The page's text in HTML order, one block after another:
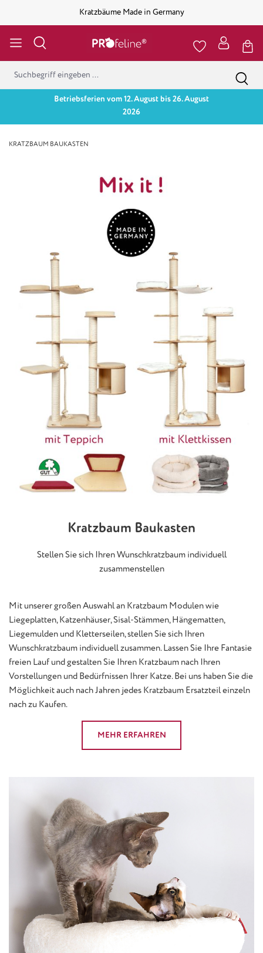
Kratzbäume Made in Germany
Betriebsferien vom 12. August bis 26. August
2026
KRATZBAUM BAUKASTEN
Kratzbaum Baukasten
Stellen Sie sich Ihren Wunschkratzbaum individuell
zusammenstellen
Mit unserer großen Auswahl an Kratzbaum Modulen wie
Liegeplatten, Katzenhäuser, Sisal-Stämmen, Hängematten,
Liegemulden und Kletterseilen, stellen Sie sich Ihren
Wunschkratzbaum individuell zusammen. Lassen Sie Ihre Fantasie
freien Lauf und gestalten Sie Ihren Kratzbaum nach Ihren
Vorstellungen und Bedürfnissen Ihrer Katze. Bei uns haben Sie die
Möglichkeit auch nach Jahren jedes Kratzbaum Ersatzteil einzeln
nach zu Kaufen.
MEHR ERFAHREN